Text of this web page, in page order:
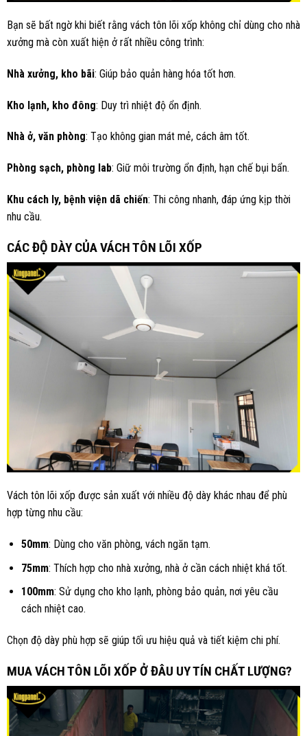
Bạn sẽ bất ngờ khi biết rằng vách tôn lõi xốp không chỉ dùng cho nhà
xưởng mà còn xuất hiện ở rất nhiều công trình:
Nhà xưởng, kho bãi: Giúp bảo quản hàng hóa tốt hơn.
Kho lạnh, kho đông: Duy trì nhiệt độ ổn định.
Nhà ở, văn phòng: Tạo không gian mát mẻ, cách âm tốt.
Phòng sạch, phòng lab: Giữ môi trường ổn định, hạn chế bụi bẩn.
Khu cách ly, bệnh viện dã chiến: Thi công nhanh, đáp ứng kịp thời
nhu cầu.
CÁC ĐỘ DÀY CỦA VÁCH TÔN LÕI XỐP
Vách tôn lõi xốp được sản xuất với nhiều độ dày khác nhau để phù
hợp từng nhu cầu:
50mm: Dùng cho văn phòng, vách ngăn tạm.
75mm: Thích hợp cho nhà xưởng, nhà ở cần cách nhiệt khá tốt.
100mm: Sử dụng cho kho lạnh, phòng bảo quản, nơi yêu cầu
cách nhiệt cao.
Chọn độ dày phù hợp sẽ giúp tối ưu hiệu quả và tiết kiệm chi phí.
MUA VÁCH TÔN LÕI XỐP Ở ĐÂU UY TÍN CHẤT LƯỢNG?